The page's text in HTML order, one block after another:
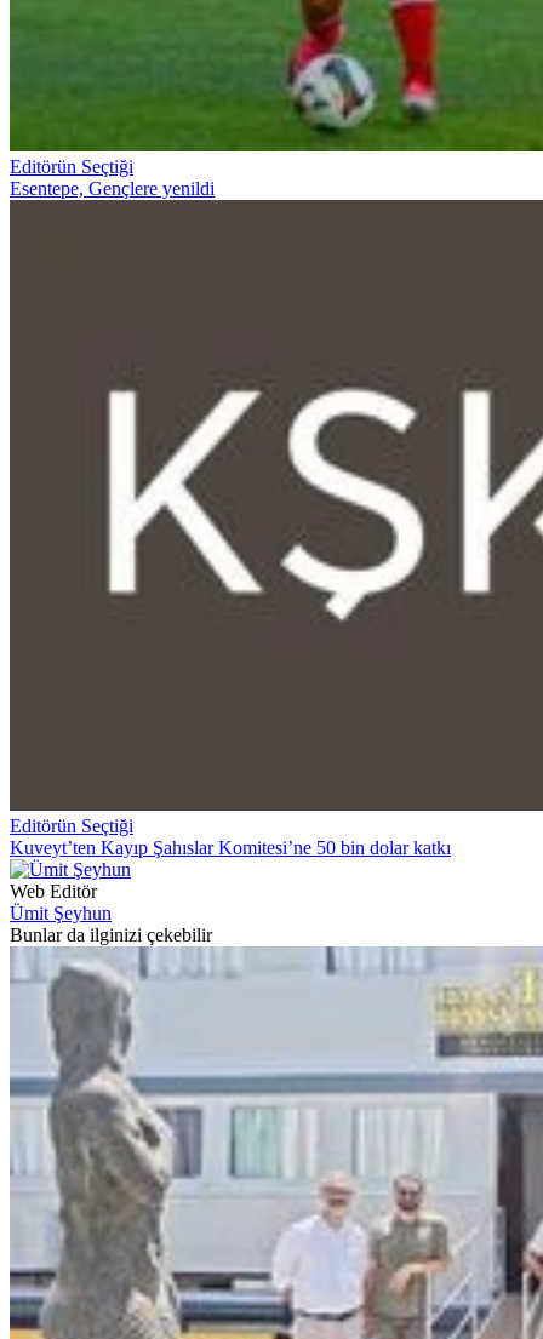
Editörün Seçtiği
Esentepe, Gençlere yenildi
Editörün Seçtiği
Kuveyt’ten Kayıp Şahıslar Komitesi’ne 50 bin dolar katkı
Web Editör
Ümit Şeyhun
Bunlar da ilginizi çekebilir